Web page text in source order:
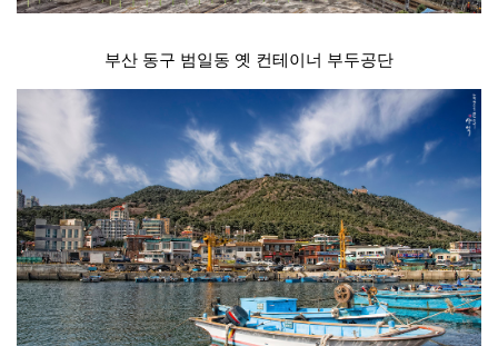
부산 동구 범일동 옛 컨테이너 부두공단